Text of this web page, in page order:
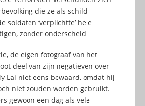
die ze als schild
soldaten ‘verplichtte’ hele
zonder onderscheid.
de eigen fotograaf van het
deel van zijn negatieven over
Lai niet eens bewaard, omdat hij
niet zouden worden gebruikt.
gewoon een dag als vele